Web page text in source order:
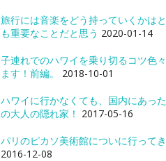
旅行には音楽をどう持っていくかは
も重要なことだと思う 2020-01-14
子連れでのハワイを乗り切るコツ色
ます！前編。
2018-10-01
ハワイに行かなくても、国内にあっ
の大人の隠れ家！ 2017-05-16
パリのピカソ美術館についに行ってき
2016-12-08